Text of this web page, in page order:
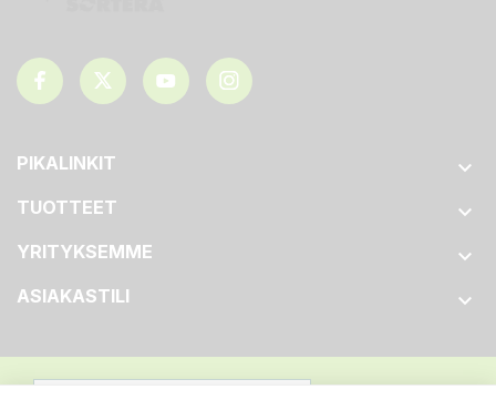
PIKALINKIT 
TUOTTEET 
YRITYKSEMME 
ASIAKASTILI 